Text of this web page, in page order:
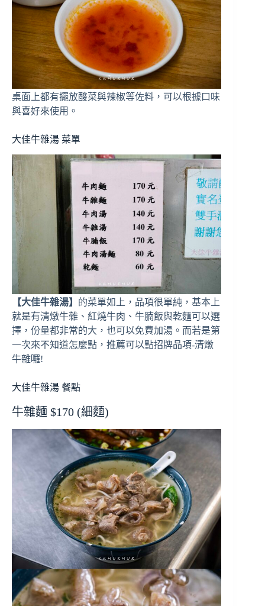
桌面上都有擺放酸菜與辣椒等佐料，可以根據口味
與喜好來使用。
大佳牛雜湯 菜單
【大佳牛雜湯】 的菜單如上，品項很單純，基本上
就是有清燉牛雜、紅燒牛肉、牛腩飯與乾麵可以選
擇，份量都非常的大，也可以免費加湯。而若是第
一次來不知道怎麼點，推薦可以點招牌品項-清燉
牛雜囉!
大佳牛雜湯 餐點
牛雜麵 $170 (細麵)